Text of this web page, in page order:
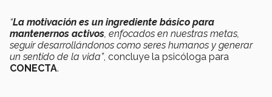
“La motivación es un ingrediente básico para
mantenernos activos, enfocados en nuestras metas,
seguir desarrollándonos como seres humanos y generar
un sentido de la vida”, concluye la psicóloga para
CONECTA.